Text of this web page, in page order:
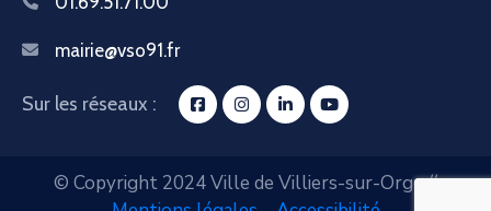
mairie@vso91.fr
Sur les réseaux :
© Copyright 2024 Ville de Villiers-sur-Orge //